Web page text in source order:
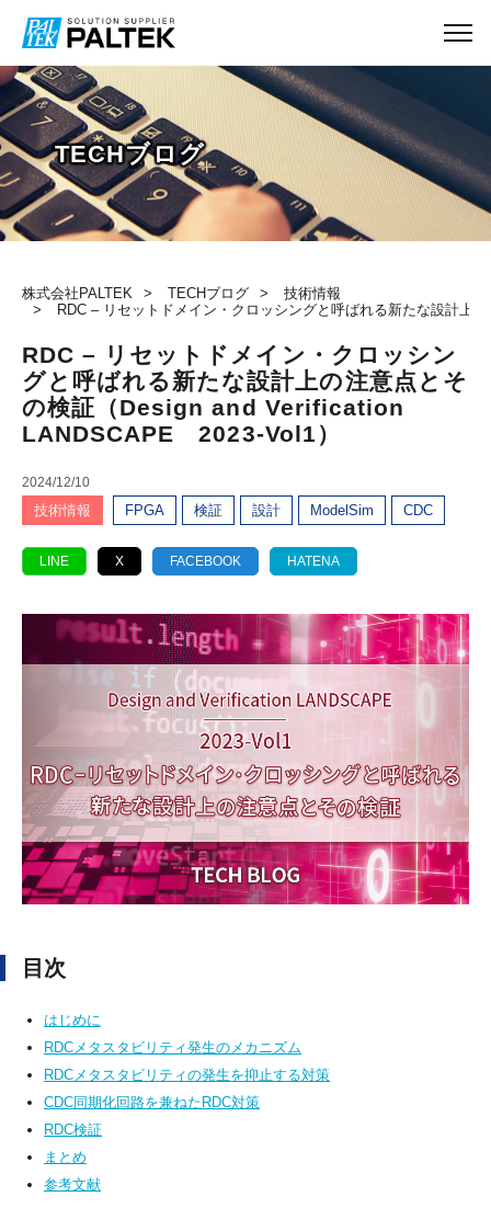
株式会社PALTEK TECHブログ
技術情報
RDC – リセットドメイン・クロッシングと呼ばれる新たな設計
TECHブログ
RDC – リセットドメイン・クロッシン
グと呼ばれる新たな設計上の注意点とそ
の検証（Design and Verification
LANDSCAPE 2023-Vol1）
2024/12/10
技術情報 FPGA 検証 設計 ModelSim CDC
LINE X FACEBOOK HATENA
目次
はじめに
RDCメタスタビリティ発生のメカニズム
RDCメタスタビリティの発生を抑止する対策
CDC同期化回路を兼ねたRDC対策
RDC検証
まとめ
参考文献